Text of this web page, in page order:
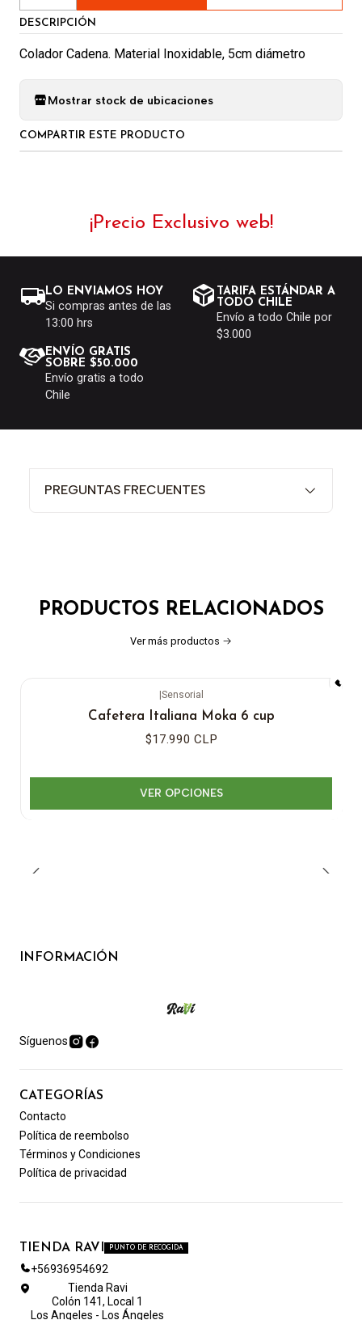
DESCRIPCIÓN
Colador Cadena. Material Inoxidable, 5cm diámetro
Mostrar stock de ubicaciones
COMPARTIR ESTE PRODUCTO
¡Precio Exclusivo web!
LO ENVIAMOS HOY
Si compras antes de las
13:00 hrs
TARIFA ESTÁNDAR A
TODO CHILE
Envío a todo Chile por
$3.000
ENVÍO GRATIS
SOBRE $50.000
Envío gratis a todo
Chile
PREGUNTAS FRECUENTES
PRODUCTOS RELACIONADOS
Ver más productos
|Sensorial
Cafetera Italiana Moka 6 cup
$17.990 CLP
VER OPCIONES
INFORMACIÓN
Síguenos
CATEGORÍAS
Contacto
Política de reembolso
Términos y Condiciones
Política de privacidad
TIENDA RAVI PUNTO DE RECOGIDA
+56936954692
Tienda Ravi
Colón 141, Local 1
Los Angeles - Los Ángeles